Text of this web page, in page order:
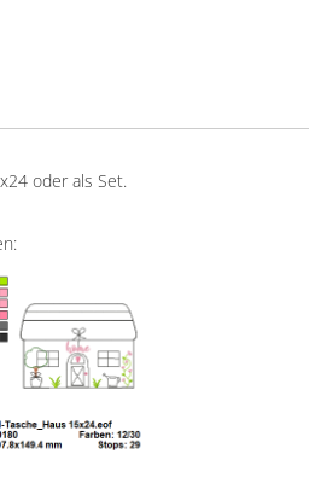
oder als Set.